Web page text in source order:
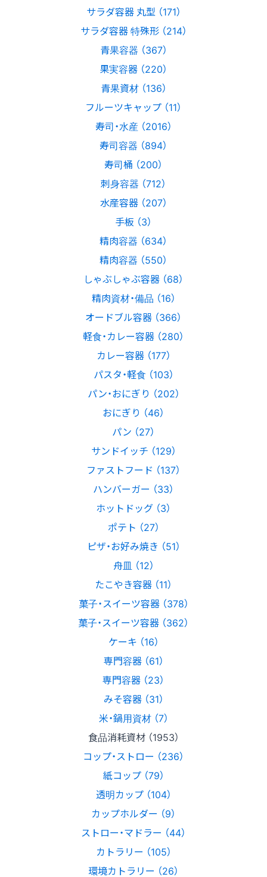
サラダ容器 丸型 （171）
サラダ容器 特殊形 （214）
青果容器 （367）
果実容器 （220）
青果資材 （136）
フルーツキャップ （11）
寿司・水産 （2016）
寿司容器 （894）
寿司桶 （200）
刺身容器 （712）
水産容器 （207）
手板 （3）
精肉容器 （634）
精肉容器 （550）
しゃぶしゃぶ容器 （68）
精肉資材・備品 （16）
オードブル容器 （366）
軽食・カレー容器 （280）
カレー容器 （177）
パスタ・軽食 （103）
パン・おにぎり （202）
おにぎり （46）
パン （27）
サンドイッチ （129）
ファストフード （137）
ハンバーガー （33）
ホットドッグ （3）
ポテト （27）
ピザ・お好み焼き （51）
舟皿 （12）
たこやき容器 （11）
菓子・スイーツ容器 （378）
菓子・スイーツ容器 （362）
ケーキ （16）
専門容器 （61）
専門容器 （23）
みそ容器 （31）
米・鍋用資材 （7）
食品消耗資材 （1953）
コップ・ストロー （236）
紙コップ （79）
透明カップ （104）
カップホルダー （9）
ストロー・マドラー （44）
カトラリー （105）
環境カトラリー （26）